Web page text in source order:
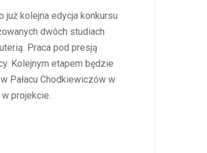
już kolejna edycja konkursu
dwóch studiach
Praca pod presją
Kolejnym etapem będzie
Pałacu Chodkiewiczów w
projekcie.